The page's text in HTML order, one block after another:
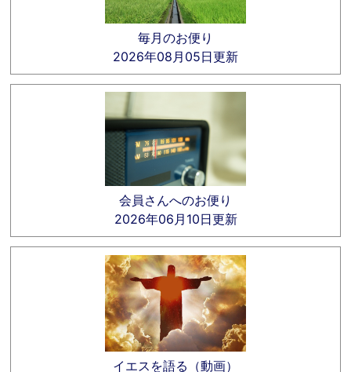
毎月のお便り
2026年08月05日更新
会員さんへのお便り
2026年06月10日更新
イエスを語る（動画）